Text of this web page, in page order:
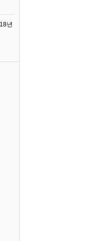
년